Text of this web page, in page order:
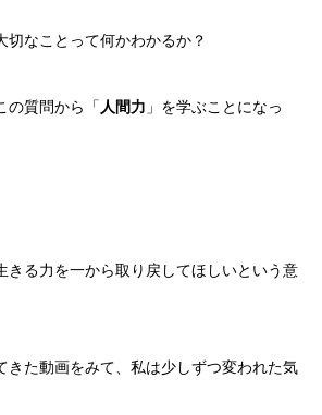
切なことって何かわかるか？
の質問から「人間力 」を学ぶことになっ
きる力を一から取り戻してほしいという意
きた動画をみて、私は少しずつ変われた気